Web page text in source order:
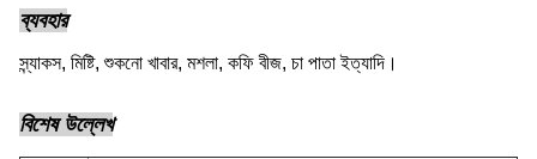
ব্যবহার
স্ন্যাকস, মিষ্টি, শুকনো খাবার, মশলা, কফি বীজ, চা পাতা ইত্যাদি।
বিশেষ উল্লেখ